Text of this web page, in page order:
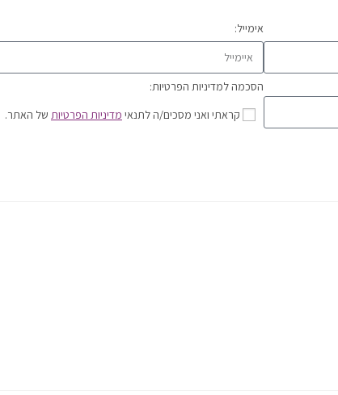
אימייל:
הסכמה למדיניות הפרטיות:
קראתי ואני מסכים/ה לתנאי מדיניות הפרטיות של האתר.